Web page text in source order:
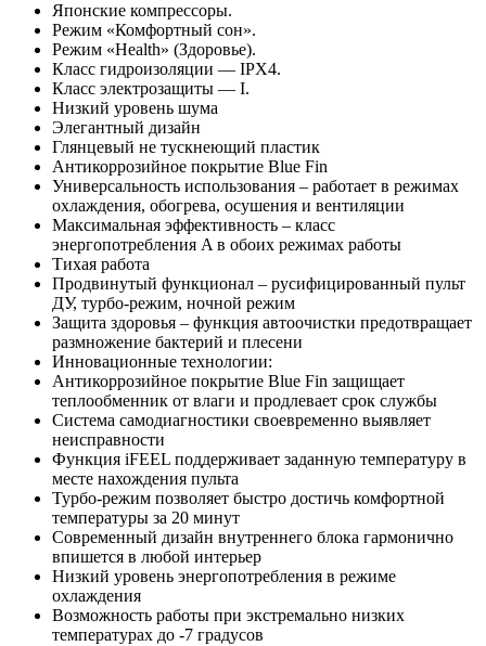
Японские компрессоры.
Режим «Комфортный сон».
Режим «Health» (Здоровье).
Класс гидроизоляции — IPX4.
Класс электрозащиты — I.
Низкий уровень шума
Элегантный дизайн
Глянцевый не тускнеющий пластик
Антикоррозийное покрытие Blue Fin
Универсальность использования – работает в режимах
охлаждения, обогрева, осушения и вентиляции
Максимальная эффективность – класс
энергопотребления A в обоих режимах работы
Тихая работа
Продвинутый функционал – русифицированный пульт
ДУ, турбо-режим, ночной режим
Защита здоровья – функция автоочистки предотвращает
размножение бактерий и плесени
Инновационные технологии:
Антикоррозийное покрытие Blue Fin защищает
теплообменник от влаги и продлевает срок службы
Система самодиагностики своевременно выявляет
неисправности
Функция iFEEL поддерживает заданную температуру в
месте нахождения пульта
Турбо-режим позволяет быстро достичь комфортной
температуры за 20 минут
Современный дизайн внутреннего блока гармонично
впишется в любой интерьер
Низкий уровень энергопотребления в режиме
охлаждения
Возможность работы при экстремально низких
температурах до -7 градусов